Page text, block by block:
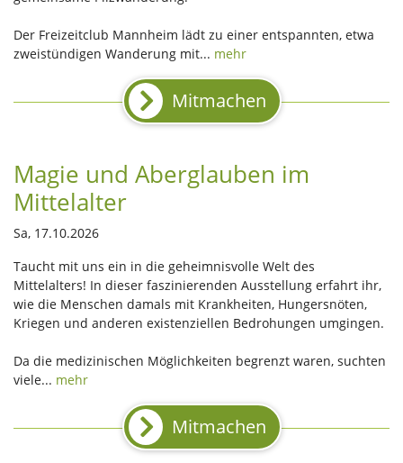
Der Freizeitclub Mannheim lädt zu einer entspannten, etwa
zweistündigen Wanderung mit... mehr
Mitmachen
Magie und Aberglauben im
Mittelalter
Sa, 17.10.2026
Taucht mit uns ein in die geheimnisvolle Welt des
Mittelalters! In dieser faszinierenden Ausstellung erfahrt ihr,
wie die Menschen damals mit Krankheiten, Hungersnöten,
Kriegen und anderen existenziellen Bedrohungen umgingen.
Da die medizinischen Möglichkeiten begrenzt waren, suchten
viele... mehr
Mitmachen